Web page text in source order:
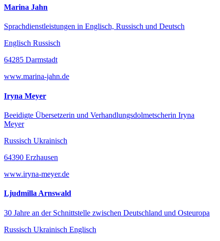
Marina Jahn
Sprachdienstleistungen in Englisch, Russisch und Deutsch
Englisch Russisch
64285 Darmstadt
www.marina-jahn.de
Iryna Meyer
Beeidigte Übersetzerin und Verhandlungsdolmetscherin Iryna
Meyer
Russisch Ukrainisch
64390 Erzhausen
www.iryna-meyer.de
Ljudmilla Arnswald
30 Jahre an der Schnittstelle zwischen Deutschland und Osteuropa
Russisch Ukrainisch Englisch